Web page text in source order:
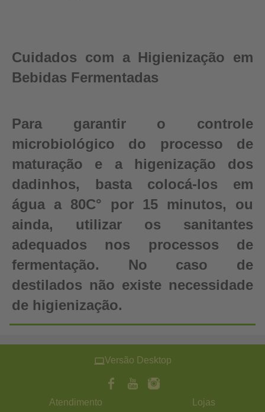
Cuidados com a Higienização em
Bebidas Fermentadas
Para garantir o controle
microbiológico do processo de
maturação e a higenização dos
dadinhos, basta colocá-los em
água a 80C° por 15 minutos, ou
ainda, utilizar os sanitantes
adequados nos processos de
fermentação. No caso de
destilados não existe necessidade
de higienização.
Versão Desktop
Atendimento Lojas